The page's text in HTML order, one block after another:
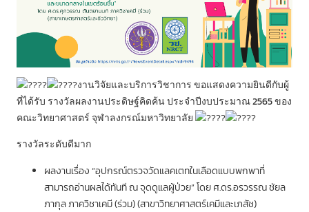
งานวิจัยและบริการวิชาการ ขอแสดงความยินดีกับผู้
ที่ได้รับ รางวัลผลงานประดิษฐ์คิดค้น ประจำปีงบประมาณ 2565 ของ
คณะวิทยาศาสตร์ จุฬาลงกรณ์มหาวิทยาลัย
รางวัลระดับดีมาก
ผลงานเรื่อง “อุปกรณ์ตรวจวัดแลคเตทในเลือดแบบพกพาที่
สามารถอ่านผลได้ทันที ณ จุดดูแลผู้ป่วย” โดย ศ.ดร.อรวรรณ ชัยล
ภากุล ภาควิชาเคมี (ร่วม) (สาขาวิทยาศาสตร์เคมีและเภสัช)